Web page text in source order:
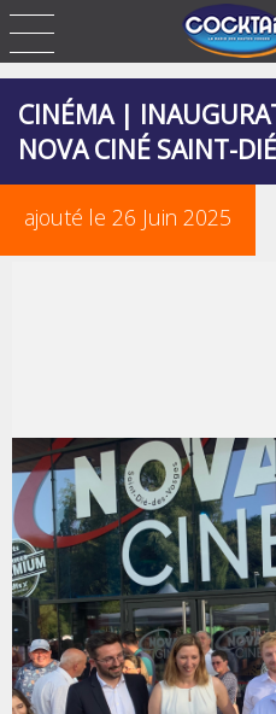
CINÉMA |
NOVA CINÉ SAINT-
ajouté le 26 Juin 2025